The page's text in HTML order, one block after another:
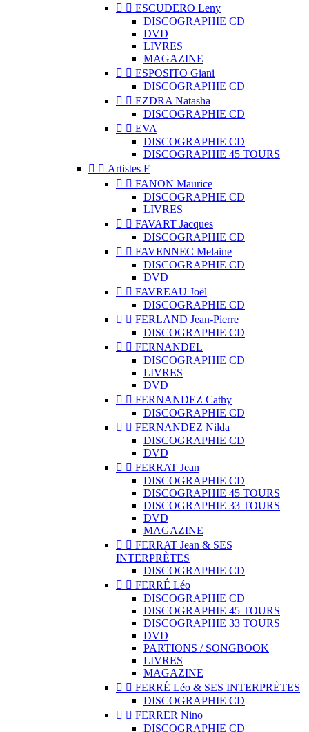
  ESCUDERO Leny
DISCOGRAPHIE CD
DVD
LIVRES
MAGAZINE
  ESPOSITO Giani
DISCOGRAPHIE CD
  EZDRA Natasha
DISCOGRAPHIE CD
  EVA
DISCOGRAPHIE CD
DISCOGRAPHIE 45 TOURS
  Artistes F
  FANON Maurice
DISCOGRAPHIE CD
LIVRES
  FAVART Jacques
DISCOGRAPHIE CD
  FAVENNEC Melaine
DISCOGRAPHIE CD
DVD
  FAVREAU Joël
DISCOGRAPHIE CD
  FERLAND Jean-Pierre
DISCOGRAPHIE CD
  FERNANDEL
DISCOGRAPHIE CD
LIVRES
DVD
  FERNANDEZ Cathy
DISCOGRAPHIE CD
  FERNANDEZ Nilda
DISCOGRAPHIE CD
DVD
  FERRAT Jean
DISCOGRAPHIE CD
DISCOGRAPHIE 45 TOURS
DISCOGRAPHIE 33 TOURS
DVD
MAGAZINE
  FERRAT Jean & SES
INTERPRÈTES
DISCOGRAPHIE CD
  FERRÉ Léo
DISCOGRAPHIE CD
DISCOGRAPHIE 45 TOURS
DISCOGRAPHIE 33 TOURS
DVD
PARTIONS / SONGBOOK
LIVRES
MAGAZINE
  FERRÉ Léo & SES INTERPRÈTES
DISCOGRAPHIE CD
  FERRER Nino
DISCOGRAPHIE CD